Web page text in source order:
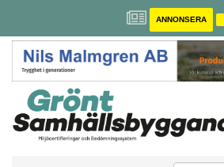
ANNONSERA